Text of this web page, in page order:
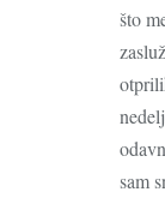
što
sam